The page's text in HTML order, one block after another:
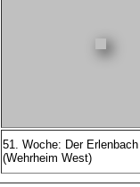
51. Woche: Der Erlenbach
(Wehrheim West)